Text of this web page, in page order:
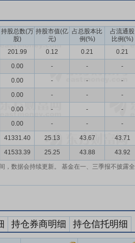
持股总数(万
股)
持股市值(亿
元)
占总股本比
例(%)
占流通股
比例(%)
201.99 0.12 0.21
0.21
0.00 - -
-
0.00 - -
-
0.00 - -
-
0.00 - -
-
0.00 - -
-
41331.40 25.13 43.67
43.71
41533.39 25.25 43.88
43.92
，数据会持续更新。 基金在一、三季报不披露全
持仓券商明细 持仓信托明细